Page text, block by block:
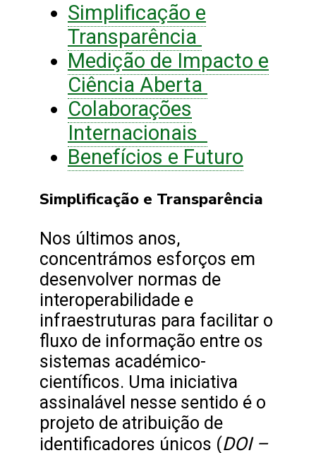
Simplificação e
Transparência
Medição de Impacto e
Ciência Aberta
Colaborações
Internacionais
Benefícios e Futuro
Simplificação e Transparência
Nos últimos anos,
concentrámos esforços em
desenvolver normas de
interoperabilidade e
infraestruturas para facilitar o
fluxo de informação entre os
sistemas académico-
científicos. Uma iniciativa
assinalável nesse sentido é o
projeto de atribuição de
identificadores únicos (DOI –